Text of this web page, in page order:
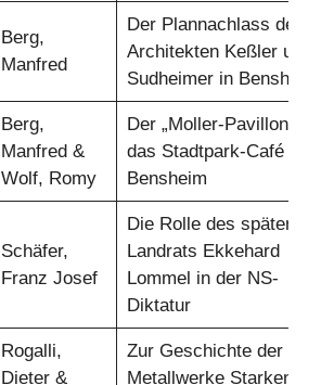
Berg,
Manfred
Der Plannachlass der
Architekten Keßler und
Sudheimer in Bensheim
Berg,
Manfred &
Wolf, Romy
Der „Moller-Pavillon“
das Stadtpark-Café in
Bensheim
Schäfer,
Franz Josef
Die Rolle des späteren
Landrats Ekkehard
Lommel in der NS-
Diktatur
Rogalli,
Dieter &
Zur Geschichte der
Metallwerke